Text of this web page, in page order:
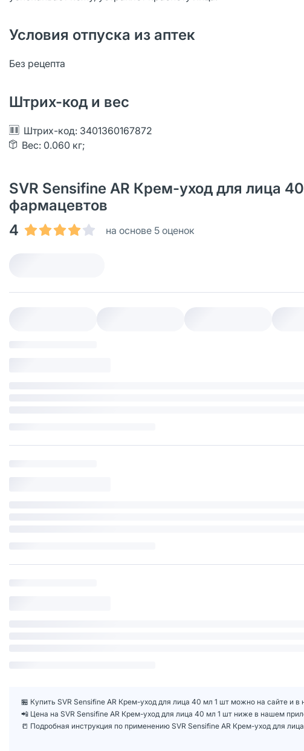
Условия отпуска из аптек
Без рецепта
Штрих-код и вес
Штрих-код: 3401360167872
Вес: 0.060 кг;
SVR Sensifine AR Крем-уход для лица
фармацевтов
4
на основе 5 оценок
🏪 Купить SVR Sensifine AR Крем-уход для лица 40 мл 1 шт можно на сайте и в
📲 Цена на SVR Sensifine AR Крем-уход для лица 40 мл 1 шт ниже в нашем
📒 Подробная инструкция по применению SVR Sensifine AR Крем-уход для